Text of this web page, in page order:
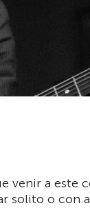
venir a este
solito o con